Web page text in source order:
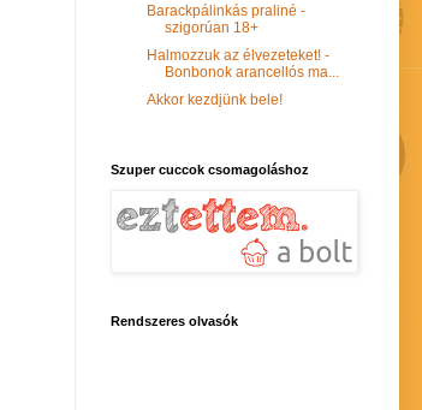
Barackpálinkás praliné -
szigorúan 18+
Halmozzuk az élvezeteket! -
Bonbonok arancellós ma...
Akkor kezdjünk bele!
Szuper cuccok csomagoláshoz
Rendszeres olvasók